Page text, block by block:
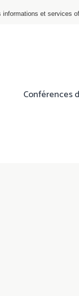
informations et services
Conférences